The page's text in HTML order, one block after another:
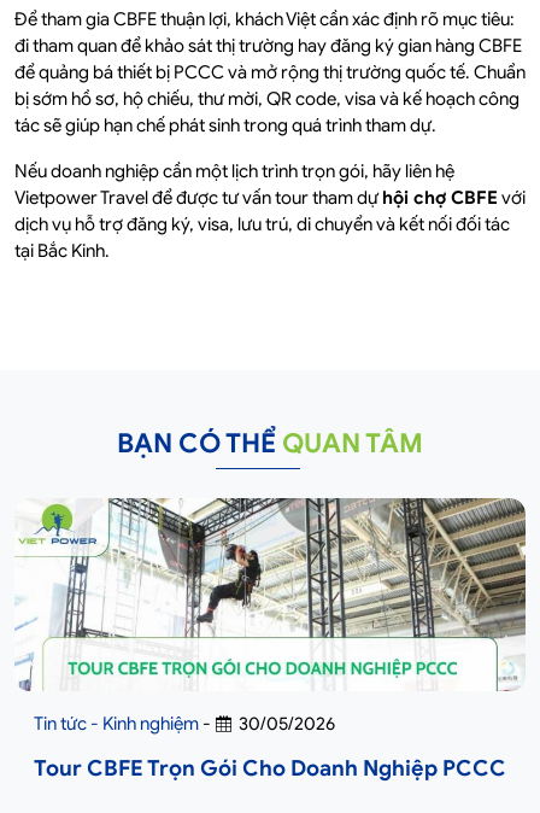
Để tham gia CBFE thuận lợi, khách Việt cần xác định rõ mục tiêu:
đi tham quan để khảo sát thị trường hay đăng ký gian hàng CBFE
để quảng bá thiết bị PCCC và mở rộng thị trường quốc tế. Chuẩn
bị sớm hồ sơ, hộ chiếu, thư mời, QR code, visa và kế hoạch công
tác sẽ giúp hạn chế phát sinh trong quá trình tham dự.
Nếu doanh nghiệp cần một lịch trình trọn gói, hãy liên hệ
Vietpower Travel để được tư vấn tour tham dựhội chợ CBFE với
dịch vụ hỗ trợ đăng ký, visa, lưu trú, di chuyển và kết nối đối tác
tại Bắc Kinh.
BẠN CÓ THỂ QUAN TÂM
Tin tức - Kinh nghiệm - 30/05/2026
Tour CBFE Trọn Gói Cho Doanh Nghiệp PCCC